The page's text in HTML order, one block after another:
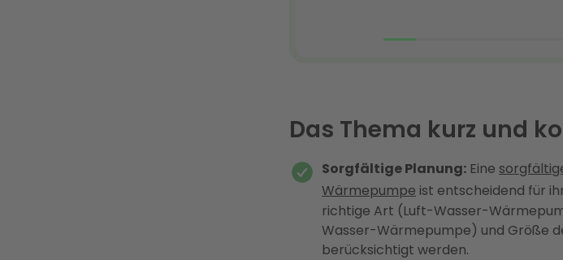
Das Thema kurz und
Sorgfältige Planung: Eine
Wärmepumpe ist entscheidend für
richtige Art (Luft-Wasser-
Wasser-Wärmepumpe) und Größe
berücksichtigt werden.